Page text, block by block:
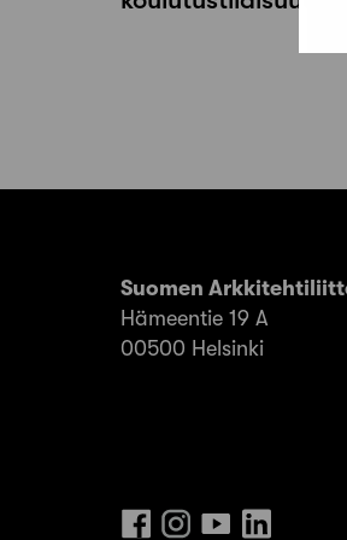
Suomen
Hämeentie 19 A
00500 Helsinki